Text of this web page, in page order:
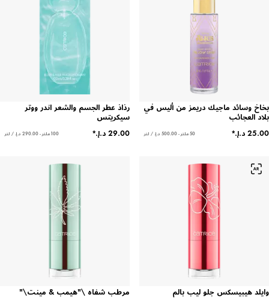
بخاخ وسائد ماجيك دريمز من أليس في
بلاد العجائب
50 ملتر - ‏500.00 د.إ.‏ / لتر
رذاذ عطر الجسم والشعر اندر ووتر
سيكريتس
100 ملتر - ‏290.00 د.إ.‏ / لتر
وايلد هيبيسكس جلو ليب بالم
مرطب شفاه \"هيمب & مينت\"